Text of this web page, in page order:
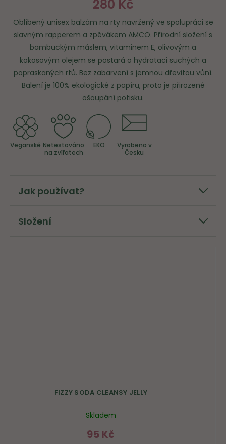
280 Kč
Oblíbený unisex balzám na rty navržený ve spolupráci se
slavným rapperem a zpěvákem AMCO. Přírodní složení s
bambuckým máslem, vitaminem E, olivovým a
kokosovým olejem se postará o hydrataci suchých a
popraskaných rtů. Bez zabarvení s jemnou dřevitou vůní.
Balení je 100% ekologické z papíru, proto je přirozené
ošoupání potisku.
Veganské Netestováno
na zvířatech
EKO
Vyrobeno v
Česku
Jak používat?
Složení
FIZZY SODA CLEANSY JELLY
Skladem
95 Kč